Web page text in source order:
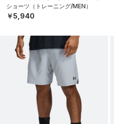
ショーツ（トレーニング/MEN）
￥5,940